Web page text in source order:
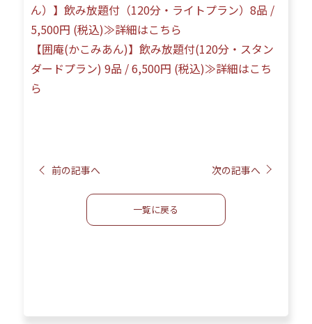
ん）】飲み放題付（120分‧ライトプラン）8品 /
5,500円 (税込)≫詳細はこちら
【囲庵(かこみあん)】飲み放題付(120分・スタン
ダードプラン) 9品 / 6,500円 (税込)≫詳細はこち
ら
前の記事へ
一覧に戻る
次の記事へ